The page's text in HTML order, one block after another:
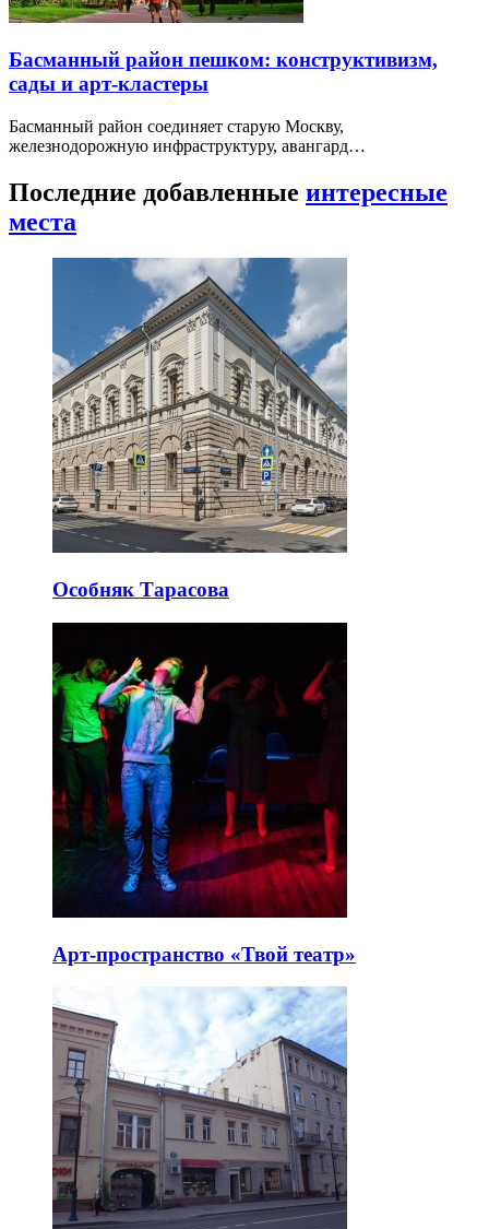
Басманный район пешком: конструктивизм,
сады и арт-кластеры
Басманный район соединяет старую Москву,
железнодорожную инфраструктуру, авангард…
Последние добавленные интересные
места
Особняк Тарасова
Арт-пространство «Твой театр»